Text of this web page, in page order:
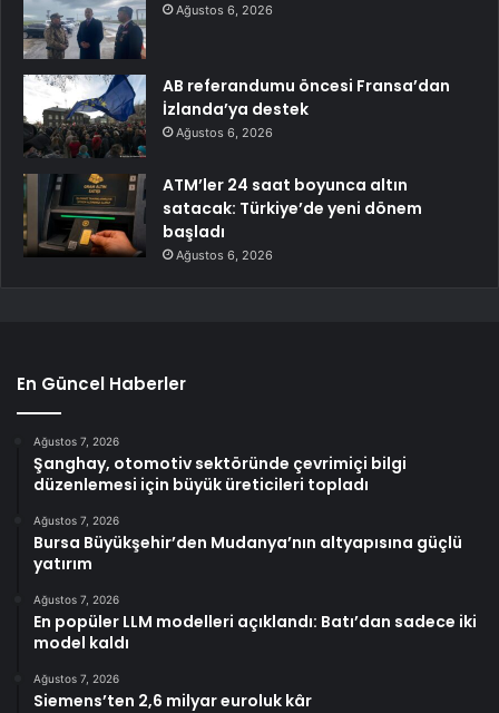
Ağustos 6, 2026
AB referandumu öncesi Fransa’dan
İzlanda’ya destek
Ağustos 6, 2026
ATM’ler 24 saat boyunca altın
satacak: Türkiye’de yeni dönem
başladı
Ağustos 6, 2026
En Güncel Haberler
Ağustos 7, 2026
Şanghay, otomotiv sektöründe çevrimiçi bilgi
düzenlemesi için büyük üreticileri topladı
Ağustos 7, 2026
Bursa Büyükşehir’den Mudanya’nın altyapısına güçlü
yatırım
Ağustos 7, 2026
En popüler LLM modelleri açıklandı: Batı’dan sadece iki
model kaldı
Ağustos 7, 2026
Siemens’ten 2,6 milyar euroluk kâr